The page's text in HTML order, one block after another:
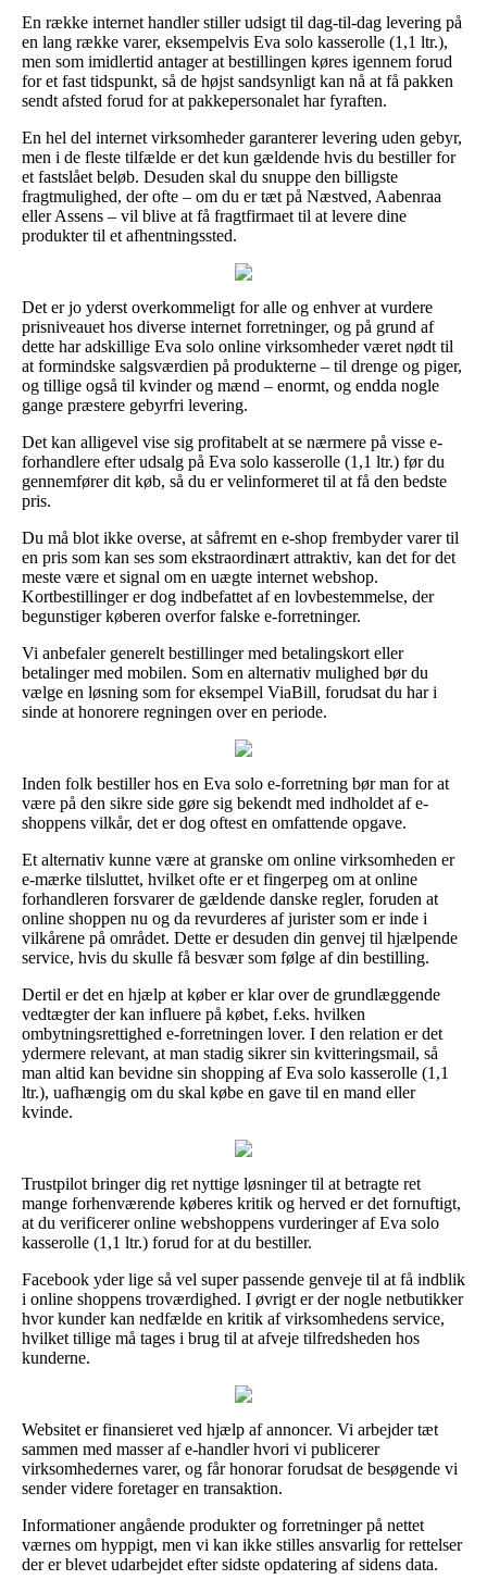
En række internet handler stiller udsigt til dag-til-dag levering på
en lang række varer, eksempelvis Eva solo kasserolle (1,1 ltr.),
men som imidlertid antager at bestillingen køres igennem forud
for et fast tidspunkt, så de højst sandsynligt kan nå at få pakken
sendt afsted forud for at pakkepersonalet har fyraften.
En hel del internet virksomheder garanterer levering uden gebyr,
men i de fleste tilfælde er det kun gældende hvis du bestiller for
et fastslået beløb. Desuden skal du snuppe den billigste
fragtmulighed, der ofte – om du er tæt på Næstved, Aabenraa
eller Assens – vil blive at få fragtfirmaet til at levere dine
produkter til et afhentningssted.
Det er jo yderst overkommeligt for alle og enhver at vurdere
prisniveauet hos diverse internet forretninger, og på grund af
dette har adskillige Eva solo online virksomheder været nødt til
at formindske salgsværdien på produkterne – til drenge og piger,
og tillige også til kvinder og mænd – enormt, og endda nogle
gange præstere gebyrfri levering.
Det kan alligevel vise sig profitabelt at se nærmere på visse e-
forhandlere efter udsalg på Eva solo kasserolle (1,1 ltr.) før du
gennemfører dit køb, så du er velinformeret til at få den bedste
pris.
Du må blot ikke overse, at såfremt en e-shop frembyder varer til
en pris som kan ses som ekstraordinært attraktiv, kan det for det
meste være et signal om en uægte internet webshop.
Kortbestillinger er dog indbefattet af en lovbestemmelse, der
begunstiger køberen overfor falske e-forretninger.
Vi anbefaler generelt bestillinger med betalingskort eller
betalinger med mobilen. Som en alternativ mulighed bør du
vælge en løsning som for eksempel ViaBill, forudsat du har i
sinde at honorere regningen over en periode.
Inden folk bestiller hos en Eva solo e-forretning bør man for at
være på den sikre side gøre sig bekendt med indholdet af e-
shoppens vilkår, det er dog oftest en omfattende opgave.
Et alternativ kunne være at granske om online virksomheden er
e-mærke tilsluttet, hvilket ofte er et fingerpeg om at online
forhandleren forsvarer de gældende danske regler, foruden at
online shoppen nu og da revurderes af jurister som er inde i
vilkårene på området. Dette er desuden din genvej til hjælpende
service, hvis du skulle få besvær som følge af din bestilling.
Dertil er det en hjælp at køber er klar over de grundlæggende
vedtægter der kan influere på købet, f.eks. hvilken
ombytningsrettighed e-forretningen lover. I den relation er det
ydermere relevant, at man stadig sikrer sin kvitteringsmail, så
man altid kan bevidne sin shopping af Eva solo kasserolle (1,1
ltr.), uafhængig om du skal købe en gave til en mand eller
kvinde.
Trustpilot bringer dig ret nyttige løsninger til at betragte ret
mange forhenværende køberes kritik og herved er det fornuftigt,
at du verificerer online webshoppens vurderinger af Eva solo
kasserolle (1,1 ltr.) forud for at du bestiller.
Facebook yder lige så vel super passende genveje til at få indblik
i online shoppens troværdighed. I øvrigt er der nogle netbutikker
hvor kunder kan nedfælde en kritik af virksomhedens service,
hvilket tillige må tages i brug til at afveje tilfredsheden hos
kunderne.
Websitet er finansieret ved hjælp af annoncer. Vi arbejder tæt
sammen med masser af e-handler hvori vi publicerer
virksomhedernes varer, og får honorar forudsat de besøgende vi
sender videre foretager en transaktion.
Informationer angående produkter og forretninger på nettet
værnes om hyppigt, men vi kan ikke stilles ansvarlig for rettelser
der er blevet udarbejdet efter sidste opdatering af sidens data.